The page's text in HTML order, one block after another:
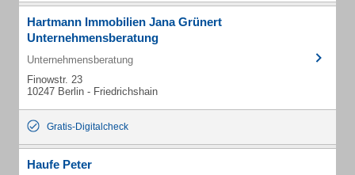
Hartmann Immobilien Jana Grünert
Unternehmensberatung
Unternehmensberatung
Finowstr. 23
10247 Berlin - Friedrichshain
Gratis-Digitalcheck
Haufe Peter